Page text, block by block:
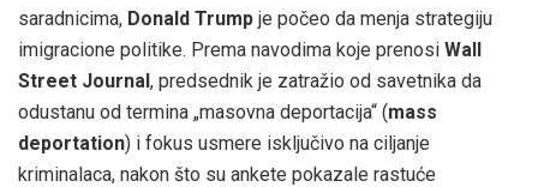
saradnicima, Donald Trump je počeo da menja strategiju
imigracione politike. Prema navodima koje prenosi Wall
Street Journal, predsednik je zatražio od savetnika da
odustanu od termina „masovna deportacija“ (mass
deportation) i fokus usmere isključivo na ciljanje
kriminalaca, nakon što su ankete pokazale rastuće